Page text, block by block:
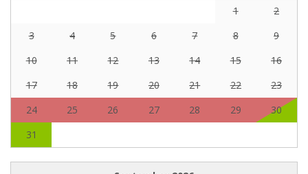
1
2
3
4 5 6 7 8
9
10
11 12 13 14 15
16
17
18 19 20 21 22
23
24
25 26 27 28 29
30
31